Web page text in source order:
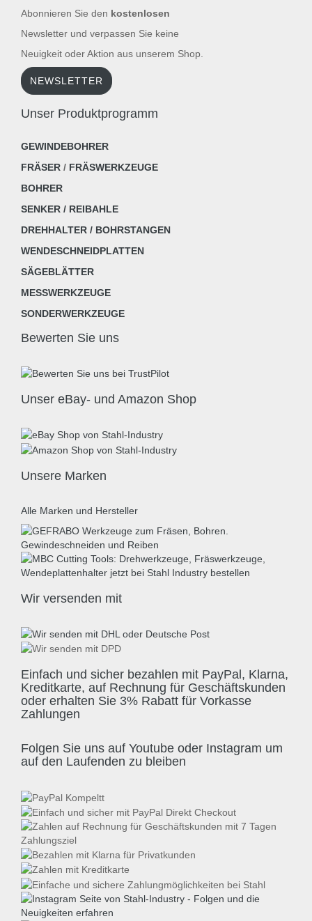
Abonnieren Sie den kostenlosen
Newsletter und verpassen Sie keine
Neuigkeit oder Aktion aus unserem Shop.
NEWSLETTER
Unser Produktprogramm
GEWINDEBOHRER
FRÄSER / FRÄSWERKZEUGE
BOHRER
SENKER / REIBAHLE
DREHHALTER / BOHRSTANGEN
WENDESCHNEIDPLATTEN
SÄGEBLÄTTER
MESSWERKZEUGE
SONDERWERKZEUGE
Bewerten Sie uns
Unser eBay- und Amazon Shop
Unsere Marken
Alle Marken und Hersteller
Wir versenden mit
Einfach und sicher bezahlen mit PayPal, Klarna,
Kreditkarte, auf Rechnung für Geschäftskunden
oder erhalten Sie 3% Rabatt für Vorkasse
Zahlungen
Folgen Sie uns auf Youtube oder Instagram um
auf den Laufenden zu bleiben